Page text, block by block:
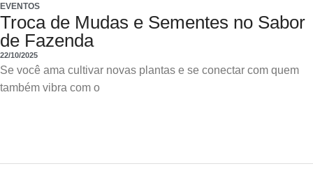
EVENTOS
Troca de Mudas e Sementes no Sabor
de Fazenda
22/10/2025
Se você ama cultivar novas plantas e se conectar com quem
também vibra com o